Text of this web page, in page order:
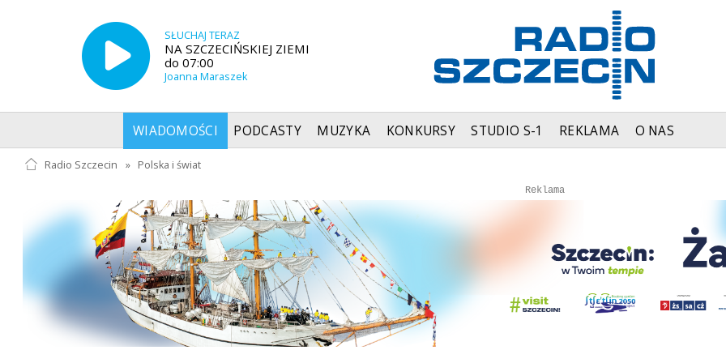
SŁUCHAJ TERAZ
NA SZCZECIŃSKIEJ ZIEMI
do 07:00
Joanna Maraszek
WIADOMOŚCI PODCASTY MUZYKA KONKURSY STUDIO S-1 REKLAMA O NAS
Radio Szczecin » Polska i świat
Reklama
Autopromocja
Autopromocja